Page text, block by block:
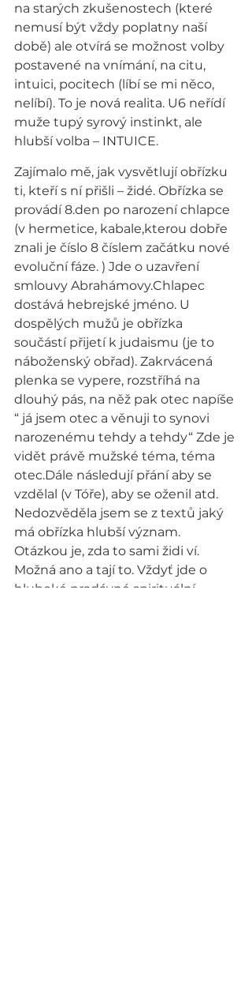
na starých zkušenostech (které
nemusí být vždy poplatny naší
době) ale otvírá se možnost volby
postavené na vnímání, na citu,
intuici, pocitech (líbí se mi něco,
nelíbí). To je nová realita. U6 neřídí
muže tupý syrový instinkt, ale
hlubší volba – INTUICE.
Zajímalo mě, jak vysvětlují obřízku
ti, kteří s ní přišli – židé. Obřízka se
provádí 8.den po narození chlapce
(v hermetice, kabale,kterou dobře
znali je číslo 8 číslem začátku nové
evoluční fáze. ) Jde o uzavření
smlouvy Abrahámovy.Chlapec
dostává hebrejské jméno. U
dospělých mužů je obřízka
součástí přijetí k judaismu (je to
náboženský obřad). Zakrvácená
plenka se vypere, rozstříhá na
dlouhý pás, na něž pak otec napíše
“ já jsem otec a věnuji to synovi
narozenému tehdy a tehdy“ Zde je
vidět právě mužské téma, téma
otec.Dále následují přání aby se
vzdělal (v Tóře), aby se oženil atd.
Nedozvěděla jsem se z textů jaký
má obřízka hlubší význam.
Otázkou je, zda to sami židi ví.
Možná ano a tají to. Vždyť jde o
hluboké pradávné spirituální